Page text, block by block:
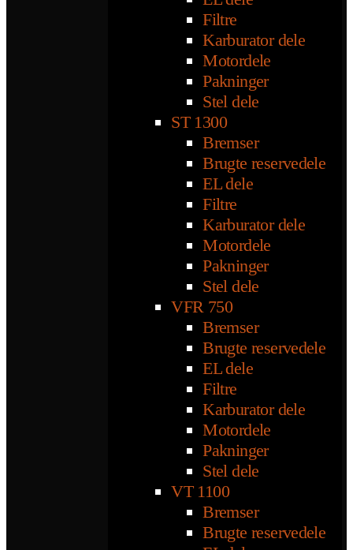
Filtre
Karburator dele
Motordele
Pakninger
Stel dele
ST 1300
Bremser
Brugte reservedele
EL dele
Filtre
Karburator dele
Motordele
Pakninger
Stel dele
VFR 750
Bremser
Brugte reservedele
EL dele
Filtre
Karburator dele
Motordele
Pakninger
Stel dele
VT 1100
Bremser
Brugte reservedele